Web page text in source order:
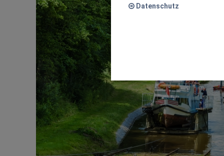
Datenschutz
Essentielle Cookies
Diese Cookies ermöglichen
nicht benötigt.